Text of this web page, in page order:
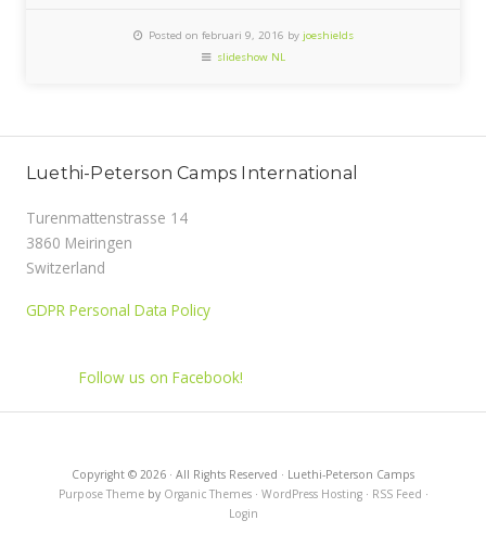
Posted on februari 9, 2016 by joeshields
slideshow NL
Luethi-Peterson Camps International
Turenmattenstrasse 14
3860 Meiringen
Switzerland
GDPR Personal Data Policy
Follow us on Facebook!
Copyright © 2026 · All Rights Reserved · Luethi-Peterson Camps
Purpose Themeby Organic Themes· WordPress Hosting· RSS Feed ·
Login